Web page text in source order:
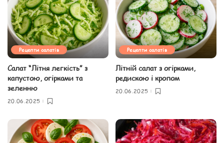
Рецепти салатів
Салат “Літня легкість” з
капустою, огірками та
зеленню
20.06.2025
Рецепти салатів
Літній салат з огірками,
редискою і кропом
20.06.2025